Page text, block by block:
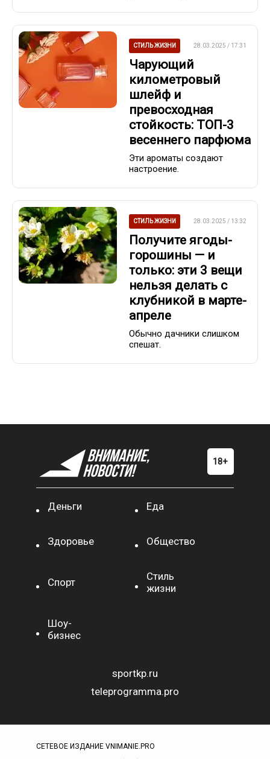
СТИЛЬ ЖИЗНИ 28.03.2025 / 17:31
Чарующий
километровый
шлейф и
превосходная
стойкость: ТОП-3
весеннего парфюма
Эти ароматы создают
настроение.
СТИЛЬ ЖИЗНИ 28.03.2025 / 13:32
Получите ягоды-
горошины — и
только: эти 3 вещи
нельзя делать с
клубникой в марте-
апреле
Обычно дачники слишком
спешат.
Деньги Еда
Здоровье Общество
Спорт
Стиль
жизни
Шоу-
бизнес
sportkp.ru
teleprogramma.pro
СЕТЕВОЕ ИЗДАНИЕ VNIMANIE.PRO